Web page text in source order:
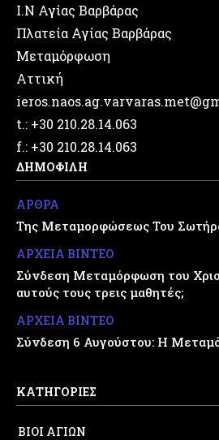
Ι.Ν Αγίας Βαρβάρας
Πλατεία Αγίας Βαρβάρας
Μεταμόρφωση
Αττική
t.: +30 210.28.14.063
f.: +30 210.28.14.063
ΔΗΜΟΦΙΛΗ
ΑΡΘΡΑ
Της Μεταμορφώσεως Του
ΑΡΧΕΙΑ ΒΙΝΤΕΟ
Σύνδεση Μεταμόρφωση του
αυτούς τους τρεις μαθητές;
ΑΡΧΕΙΑ ΒΙΝΤΕΟ
Σύνδεση 6 Αυγούστου: Η
ΚΑΤΗΓΟΡΙΕΣ
ΒΙΟΙ ΑΓΙΩΝ